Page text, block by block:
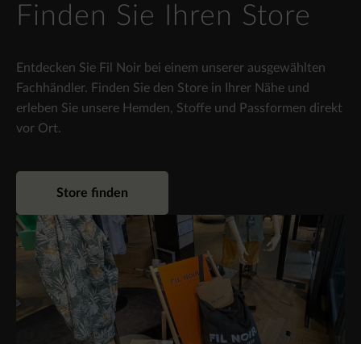
Finden Sie Ihren Store
Entdecken Sie Fil Noir bei einem unserer ausgewählten
Fachhändler. Finden Sie den Store in Ihrer Nähe und
erleben Sie unsere Hemden, Stoffe und Passformen direkt
vor Ort.
Store finden